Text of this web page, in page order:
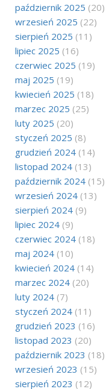
październik 2025 (20)
wrzesień 2025 (22)
sierpień 2025 (11)
lipiec 2025 (16)
czerwiec 2025 (19)
maj 2025 (19)
kwiecień 2025 (18)
marzec 2025 (25)
luty 2025 (20)
styczeń 2025 (8)
grudzień 2024 (14)
listopad 2024 (13)
październik 2024 (15)
wrzesień 2024 (13)
sierpień 2024 (9)
lipiec 2024 (9)
czerwiec 2024 (18)
maj 2024 (10)
kwiecień 2024 (14)
marzec 2024 (20)
luty 2024 (7)
styczeń 2024 (11)
grudzień 2023 (16)
listopad 2023 (20)
październik 2023 (18)
wrzesień 2023 (15)
sierpień 2023 (12)